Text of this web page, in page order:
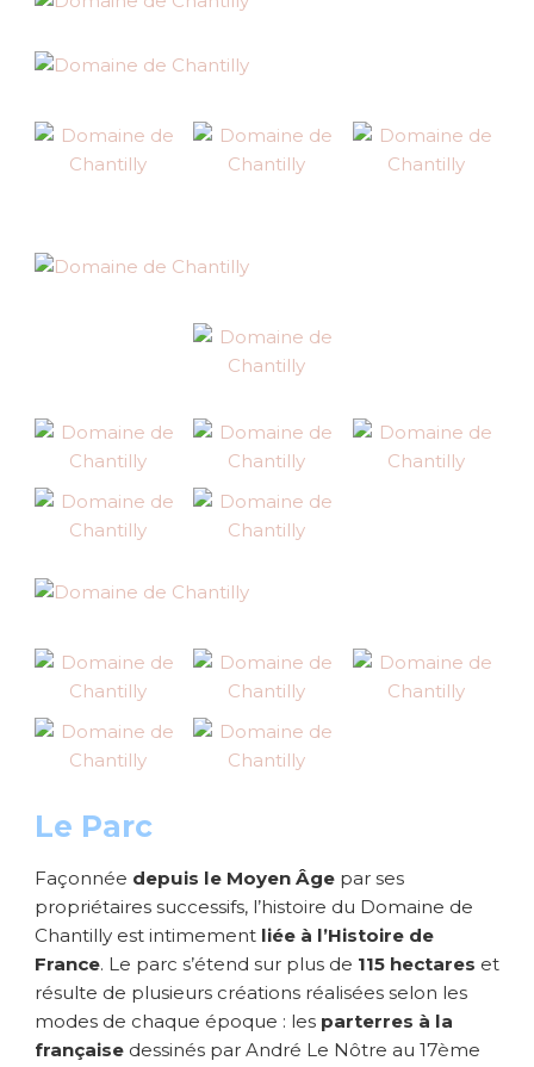
Le Parc
Façonnée depuis le Moyen Âge par ses
propriétaires successifs, l’histoire du Domaine de
Chantilly est intimement liée à l’Histoire de
France. Le parc s’étend sur plus de 115 hectares et
résulte de plusieurs créations réalisées selon les
modes de chaque époque : les parterres à la
française dessinés par André Le Nôtre au 17ème